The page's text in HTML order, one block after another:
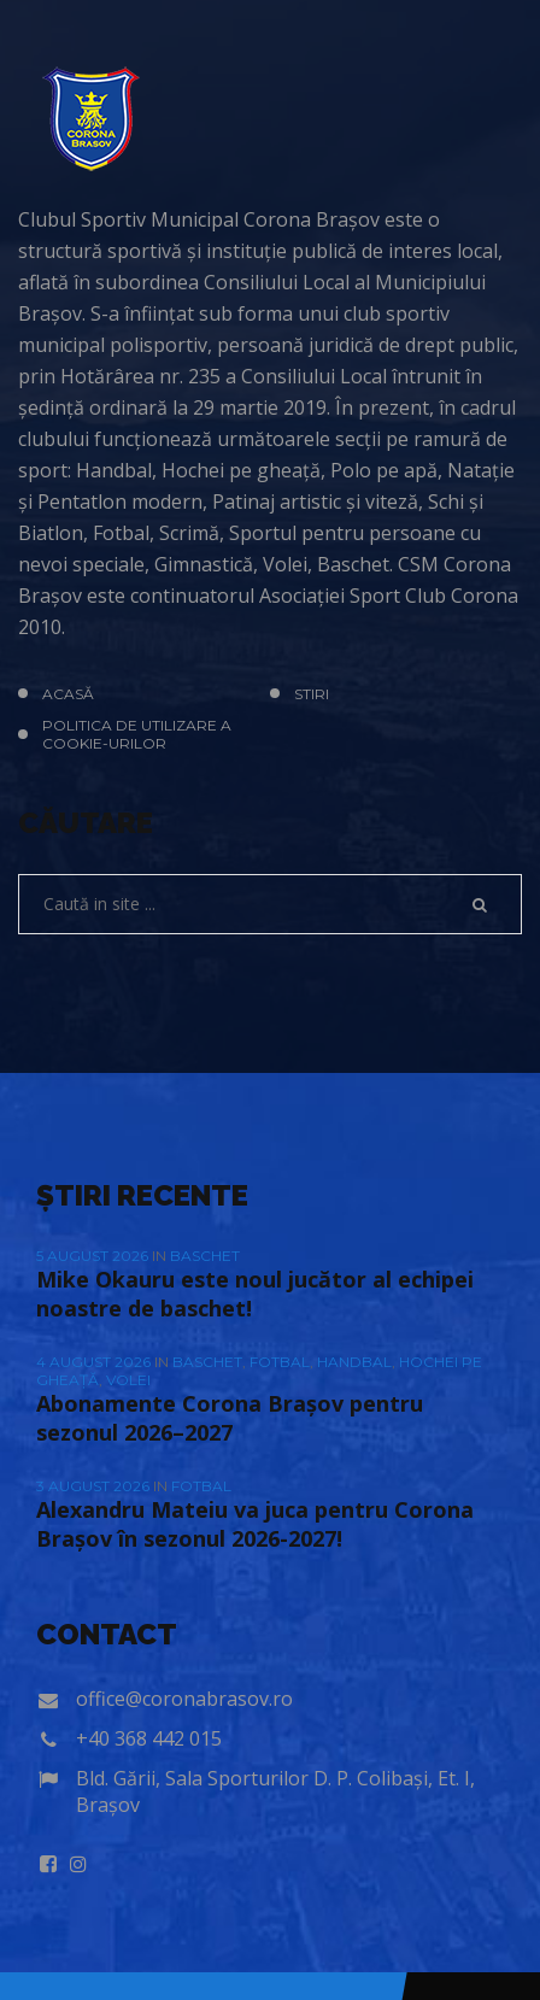
Clubul Sportiv Municipal Corona Brașov este o
structură sportivă și instituție publică de interes local,
aflată în subordinea Consiliului Local al Municipiului
Brașov. S-a înființat sub forma unui club sportiv
municipal polisportiv, persoană juridică de drept public,
prin Hotărârea nr. 235 a Consiliului Local întrunit în
ședință ordinară la 29 martie 2019. În prezent, în cadrul
clubului funcționează următoarele secții pe ramură de
sport: Handbal, Hochei pe gheață, Polo pe apă, Natație
și Pentatlon modern, Patinaj artistic și viteză, Schi și
Biatlon, Fotbal, Scrimă, Sportul pentru persoane cu
nevoi speciale, Gimnastică, Volei, Baschet. CSM Corona
Brașov este continuatorul Asociației Sport Club Corona
2010.
ACASĂ
STIRI
POLITICA DE UTILIZARE A
COOKIE-URILOR
CĂUTARE
ȘTIRI RECENTE
5 AUGUST 2026 IN BASCHET
Mike Okauru este noul jucător al echipei
noastre de baschet!
4 AUGUST 2026 IN BASCHET FOTBAL HANDBAL
HOCHEI PE
GHEAȚĂ VOLEI
Abonamente Corona Brașov pentru
sezonul 2026–2027
3 AUGUST 2026 IN FOTBAL
Alexandru Mateiu va juca pentru Corona
Brașov în sezonul 2026-2027!
CONTACT
office@coronabrasov.ro
+40 368 442 015
Bld. Gării, Sala Sporturilor D. P. Colibași, Et. I,
Brașov